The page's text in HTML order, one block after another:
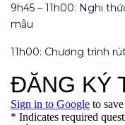
9h45 – 11h00: Nghi
mẫu
11h00: Chương trình